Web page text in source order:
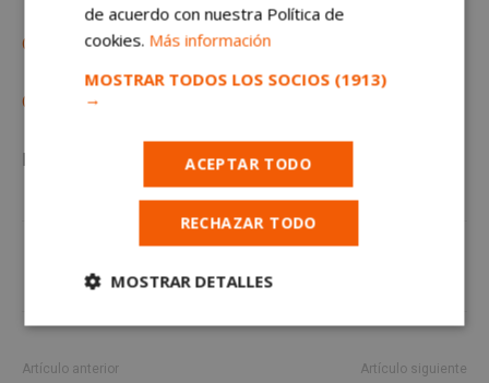
Canal de WhatsApp
Canal de Telegram
La actualidad de Móstolesenmostoleshoy.com
Artículo anterior Artículo siguiente
de acuerdo con nuestra Política de
cookies. Más información
MOSTRAR TODOS LOS SOCIOS (1913)
→
ACEPTAR TODO
RECHAZAR TODO
MOSTRAR DETALLES
Cookies
Cookies de